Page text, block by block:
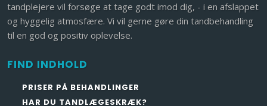
tandplejere vil forsøge at tage godt imod dig, - i en afslappet
og hyggelig atmosfære. Vi vil gerne gøre din tandbehandling
til en god og positiv oplevelse.
FIND INDHOLD
PRISER PÅ BEHANDLINGER
HAR DU TANDLÆGESKRÆK?